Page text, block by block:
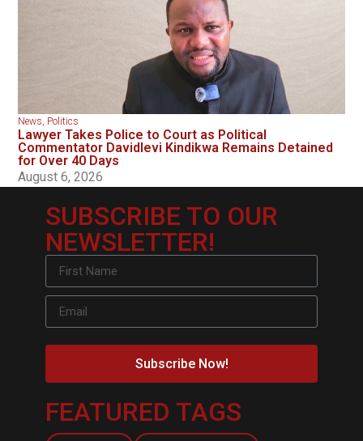
News, Politics
Lawyer Takes Police to Court as Political
Commentator Davidlevi Kindikwa Remains Detained
for Over 40 Days
August 6, 2026
SUBSCRIBE TO OUR
NEWSLETTER!
Subscribe Now!
FEATURED TAGS